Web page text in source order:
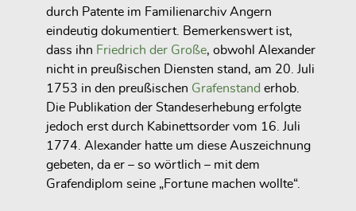
durch Patente im Familienarchiv Angern
eindeutig dokumentiert. Bemerkenswert ist,
dass ihn Friedrich der Große, obwohl Alexander
nicht in preußischen Diensten stand, am 20. Juli
1753 in den preußischen Grafenstand erhob.
Die Publikation der Standeserhebung erfolgte
jedoch erst durch Kabinettsorder vom 16. Juli
1774. Alexander hatte um diese Auszeichnung
gebeten, da er – so wörtlich – mit dem
Grafendiplom seine „Fortune machen wollte“.